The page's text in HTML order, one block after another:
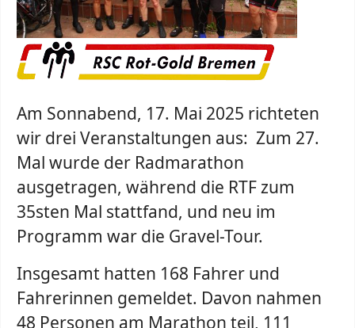
Am Sonnabend, 17. Mai 2025 richteten
wir drei Veranstaltungen aus: Zum 27.
Mal wurde der Radmarathon
ausgetragen, während die RTF zum
35sten Mal stattfand, und neu im
Programm war die Gravel-Tour.
Insgesamt hatten 168 Fahrer und
Fahrerinnen gemeldet. Davon nahmen
48 Personen am Marathon teil, 111